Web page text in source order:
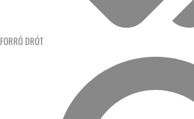
FORRÓ DRÓT